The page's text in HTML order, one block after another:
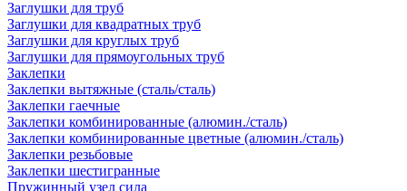
Заглушки для труб
Заглушки для квадратных труб
Заглушки для круглых труб
Заглушки для прямоугольных труб
Заклепки
Заклепки вытяжные (сталь/сталь)
Заклепки гаечные
Заклепки комбинированные (алюмин./сталь)
Заклепки комбинированные цветные (алюмин./сталь)
Заклепки резьбовые
Заклепки шестигранные
Пружинный узел сила